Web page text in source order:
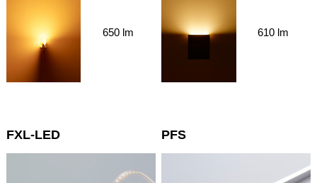
650 lm 610 lm
FXL-LED PFS